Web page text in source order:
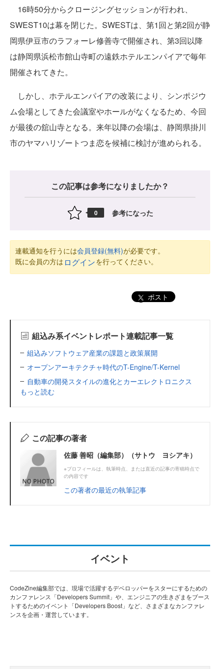
16時50分からクロージングセッションが行われ、
SWEST10は幕を閉じた。SWESTは、第1回と第2回が静
岡県伊豆市のラフォーレ修善寺で開催され、第3回以降
は静岡県浜松市館山寺町の遠鉄ホテルエンパイアで毎年
開催されてきた。
しかし、ホテルエンパイアの改装により、シンポジウ
ム会場としてきた会議室やホールがなくなるため、今回
が最後の舘山寺となる。来年以降の会場は、静岡県掛川
市のヤマハリゾートつま恋を候補に検討が進められる。
この記事は参考になりましたか？
0 参考になった
連載通知を行うには会員登録(無料)が必要です。
既に会員の方は ログインを行ってください。
ポスト
組込み系イベントレポート連載記事一覧
組込みソフトウェア産業の課題と政策展開
オープンアーキテクチャ時代のT-Engine/T-Kernel
自動車の開発スタイルの進化とカーエレクトロニクス
もっと読む
この記事の著者
佐藤 善昭（編集部）（サトウ ヨシアキ）
※プロフィールは、執筆時点、または直近の記事の寄稿時点で
の内容です
この著者の最近の執筆記事
イベント
CodeZine編集部では、現場で活躍するデベロッパーをスターにするための
カンファレンス「Developers Summit」や、エンジニアの生きざまをブース
トするためのイベント「Developers Boost」など、さまざまなカンファレ
ンスを企画・運営しています。